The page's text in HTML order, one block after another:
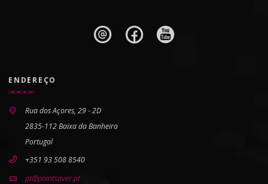
ENDEREÇO
Rua dos Açores, 29 - 2D
2835-112 Baixa da Banheira
Portugal
+351 93 508 8540
pt@pointsaver.pt